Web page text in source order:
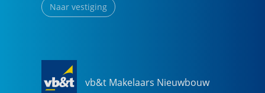
Naar vestiging
vb&t Makelaars Nieuwbouw